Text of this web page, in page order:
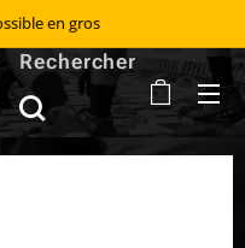
en gros 📦
Rechercher